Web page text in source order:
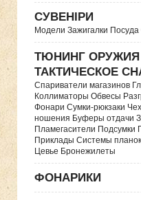
СУВЕНІРИ
Модели Зажигалки Посуда
ТЮНИНГ ОРУЖИЯ
ТАКТИЧЕСКОЕ
Спариватели магазинов
Коллиматоры Обвесы
Фонари Сумки-рюкзаки
ношения Буферы отдачи
Пламегасители Подсумки
Приклады Системы
Цевье Бронежилеты
ФОНАРИКИ